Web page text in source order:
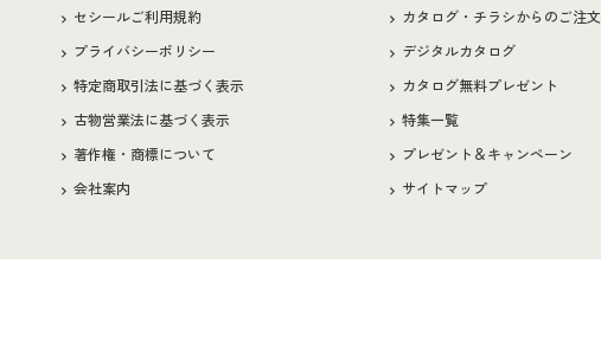
セシールご利用規約
プライバシーポリシー
特定商取引法に基づく表示
古物営業法に基づく表示
著作権・商標について
会社案内
カタログ・チラシからのご注文
デジタルカタログ
カタログ無料プレゼント
特集一覧
プレゼント＆キャンペーン
サイトマップ